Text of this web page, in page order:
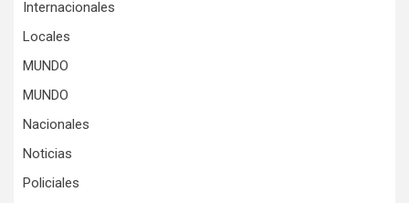
Internacionales
Locales
MUNDO
MUNDO
Nacionales
Noticias
Policiales